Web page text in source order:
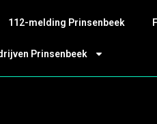
112-melding Prinsenbeek
Prinsenbeek